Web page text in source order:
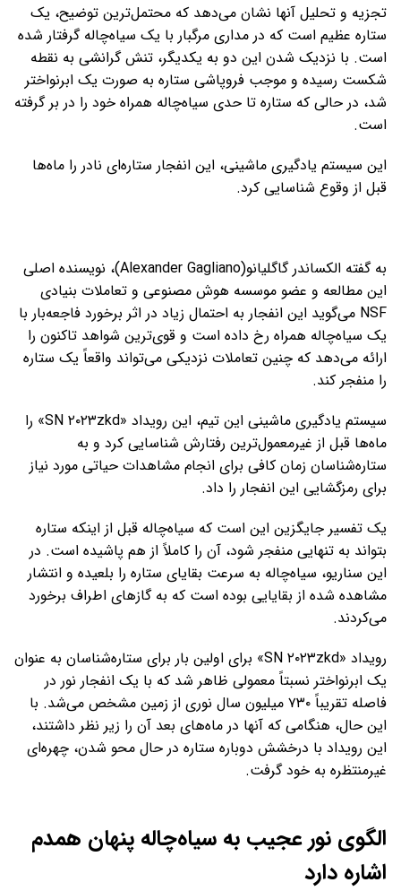
تجزیه و تحلیل آنها نشان می‌دهد که محتمل‌ترین توضیح، یک
ستاره عظیم است که در مداری مرگبار با یک سیاه‌چاله گرفتار شده
است. با نزدیک شدن این دو به یکدیگر، تنش گرانشی به نقطه
شکست رسیده و موجب فروپاشی ستاره به صورت یک ابرنواختر
شد، در حالی که ستاره تا حدی سیاه‌چاله همراه خود را در بر گرفته
است.
این سیستم یادگیری ماشینی، این انفجار ستاره‌ای نادر را ماه‌ها
قبل از وقوع شناسایی کرد.
به گفته الکساندر گاگلیانو(Alexander Gagliano)، نویسنده اصلی
این مطالعه و عضو موسسه هوش مصنوعی و تعاملات بنیادی
NSF می‌گوید این انفجار به احتمال زیاد در اثر برخورد فاجعه‌بار با
یک سیاه‌چاله همراه رخ داده است و قوی‌ترین شواهد تاکنون را
ارائه می‌دهد که چنین تعاملات نزدیکی می‌تواند واقعاً یک ستاره
را منفجر کند.
سیستم یادگیری ماشینی این تیم، این رویداد «SN ۲۰۲۳zkd» را
ماه‌ها قبل از غیرمعمول‌ترین رفتارش شناسایی کرد و به
ستاره‌شناسان زمان کافی برای انجام مشاهدات حیاتی مورد نیاز
برای رمزگشایی این انفجار را داد.
یک تفسیر جایگزین این است که سیاه‌چاله قبل از اینکه ستاره
بتواند به تنهایی منفجر شود، آن را کاملاً از هم پاشیده است. در
این سناریو، سیاه‌چاله به سرعت بقایای ستاره را بلعیده و انتشار
مشاهده شده از بقایایی بوده است که به گازهای اطراف برخورد
می‌کردند.
رویداد «SN ۲۰۲۳zkd» برای اولین بار برای ستاره‌شناسان به عنوان
یک ابرنواختر نسبتاً معمولی ظاهر شد که با یک انفجار نور در
فاصله تقریباً ۷۳۰ میلیون سال نوری از زمین مشخص می‌شد. با
این حال، هنگامی که آنها در ماه‌های بعد آن را زیر نظر داشتند،
این رویداد با درخشش دوباره ستاره در حال محو شدن، چهره‌ای
غیرمنتظره به خود گرفت.
الگوی نور عجیب به سیاه‌چاله پنهان همدم
اشاره دارد